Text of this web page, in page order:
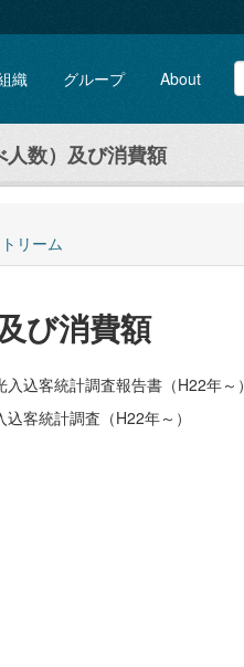
織 グループ About
数）及び消費額
リーム
び消費額
込客統計調査報告書（H22年～）
客統計調査（H22年～）